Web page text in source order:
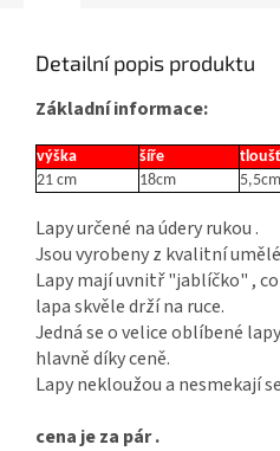
Detailní popis produktu
Základní informace:
výška šíře
21 cm
18cm 5,5cm
Lapy určené na údery rukou .
Jsou vyrobeny z kvalitní
Lapy mají uvnitř "jablíčko" ,
lapa skvěle drží na ruce.
Jedná se o velice oblíbené
hlavně díky ceně.
Lapy nekloužou a nesmekají
cena je za pár .